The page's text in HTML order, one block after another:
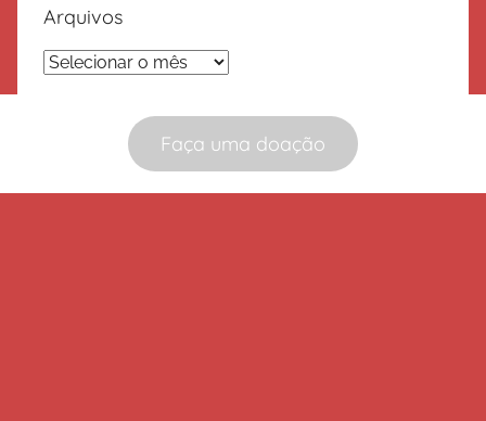
Faça uma doação
Arquivos
Arquivos